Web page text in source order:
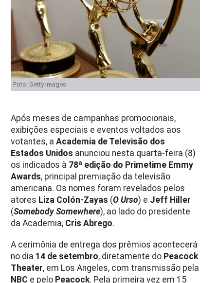
Foto: Getty Images
Após meses de campanhas promocionais,
exibições especiais e eventos voltados aos
votantes, aAcademia de Televisão dos
Estados Unidos anunciou nesta quarta-feira (8)
os indicados à 78ª edição do Primetime Emmy
Awards, principal premiação da televisão
americana. Os nomes foram revelados pelos
atores Liza Colón-Zayas (O Urso) e Jeff Hiller
(Somebody Somewhere), ao lado do presidente
da Academia, Cris Abrego.
A cerimônia de entrega dos prêmios acontecerá
no dia 14 de setembro, diretamente do Peacock
Theater, em Los Angeles, com transmissão pela
NBC e pelo Peacock. Pela primeira vez em 15